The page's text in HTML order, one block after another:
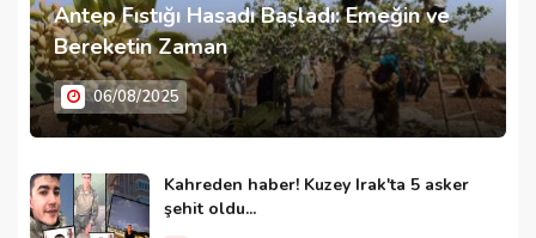
Antep Fıstığı Hasadı Başladı: Emeğin ve
Bereketin Zaman
06/08/2025
Kahreden haber! Kuzey Irak'ta 5 asker
şehit oldu...